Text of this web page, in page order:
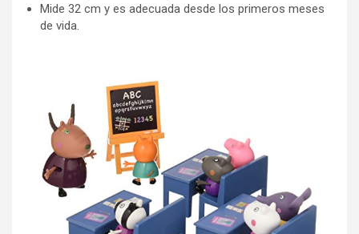
Mide 32 cm y es adecuada desde los primeros meses
de vida.